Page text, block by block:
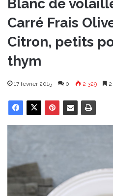
Blanc de
Carré Frais
Citron, petits
thym
17 février 2015 0 2 329